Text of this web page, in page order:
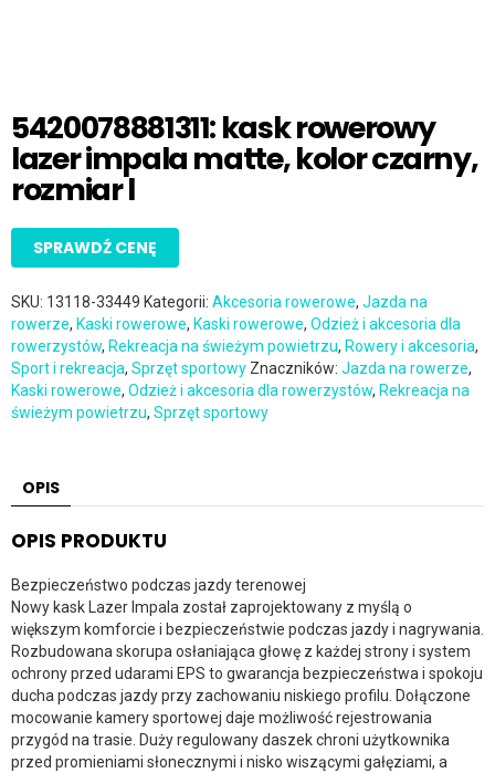
5420078881311: kask rowerowy
lazer impala matte, kolor czarny,
rozmiar l
SPRAWDŹ CENĘ
SKU: 13118-33449 Kategorii: Akcesoria rowerowe, Jazda na
rowerze, Kaski rowerowe, Kaski rowerowe, Odzież i akcesoria dla
rowerzystów, Rekreacja na świeżym powietrzu, Rowery i akcesoria,
Sport i rekreacja, Sprzęt sportowy Znaczników: Jazda na rowerze,
Kaski rowerowe, Odzież i akcesoria dla rowerzystów, Rekreacja na
świeżym powietrzu, Sprzęt sportowy
OPIS
OPIS PRODUKTU
Bezpieczeństwo podczas jazdy terenowej
Nowy kask Lazer Impala został zaprojektowany z myślą o
większym komforcie i bezpieczeństwie podczas jazdy i nagrywania.
Rozbudowana skorupa osłaniająca głowę z każdej strony i system
ochrony przed udarami EPS to gwarancja bezpieczeństwa i spokoju
ducha podczas jazdy przy zachowaniu niskiego profilu. Dołączone
mocowanie kamery sportowej daje możliwość rejestrowania
przygód na trasie. Duży regulowany daszek chroni użytkownika
przed promieniami słonecznymi i nisko wiszącymi gałęziami, a